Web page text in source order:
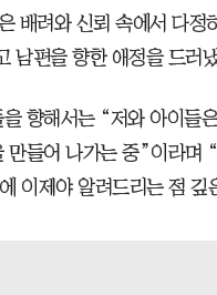
배려와 신뢰 속에서 다
남편을 향한 애정을 드러
향해서는 “저와 아이들
만들어 나가는 중”이라며
이제야 알려드리는 점 깊